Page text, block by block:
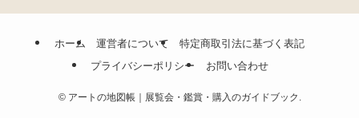
ホーム 運営者について
特定商取引法に基づく表記
プライバシーポリシー
お問い合わせ
©アートの地図帳｜展覧会・鑑賞・購入のガイドブック.